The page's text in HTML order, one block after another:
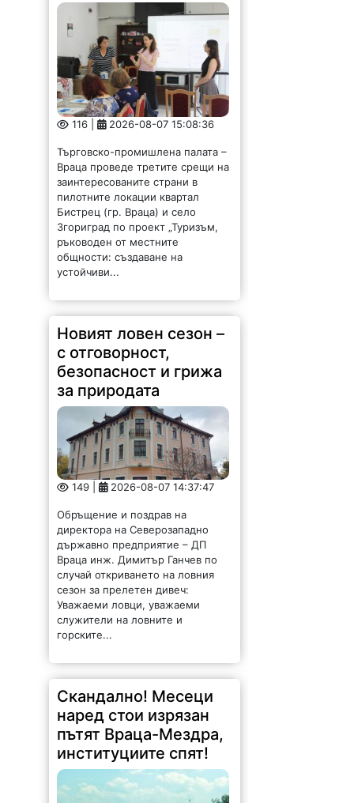
116 | 2026-08-07 15:08:36
Търговско-промишлена палата –
Враца проведе третите срещи на
заинтересованите страни в
пилотните локации квартал
Бистрец (гр. Враца) и село
Згориград по проект „Туризъм,
ръководен от местните
общности: създаване на
устойчиви...
Новият ловен сезон –
с отговорност,
безопасност и грижа
за природата
149 | 2026-08-07 14:37:47
Обръщение и поздрав на
директора на Северозападно
държавно предприятие – ДП
Враца инж. Димитър Ганчев по
случай откриването на ловния
сезон за прелетен дивеч:
Уважаеми ловци, уважаеми
служители на ловните и
горските...
Скандално! Месеци
наред стои изрязан
пътят Враца-Мездра,
институциите спят!